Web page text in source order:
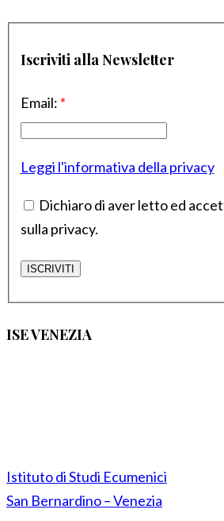
Iscriviti alla Newsletter
Email: *
Leggi l'informativa della privacy
Dichiaro di aver letto ed
sulla privacy.
ISE VENEZIA
Istituto di Studi Ecumenici
San Bernardino – Venezia